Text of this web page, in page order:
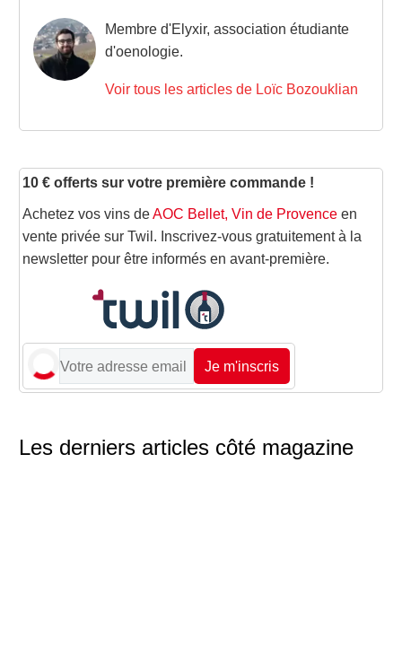
Membre d'Elyxir, association étudiante
d'oenologie.
Voir tous les articles de Loïc Bozouklian
10 € offerts sur votre première commande !
Achetez vos vins deAOC Bellet, Vin de Provence en
vente privée sur Twil. Inscrivez-vous gratuitement à la
newsletter pour être informés en avant-première.
Je m'inscris
Les derniers articles côté magazine